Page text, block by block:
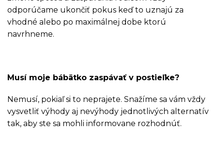
odporúčame ukončiť pokus keď to uznajú za
vhodné alebo po maximálnej dobe ktorú
navrhneme.
Musí moje bábätko zaspávať v postieľke?
Nemusí, pokiaľ si to neprajete. Snažíme sa vám vždy
vysvetliť výhody aj nevýhody jednotlivých alternatív
tak, aby ste sa mohli informovane rozhodnúť.